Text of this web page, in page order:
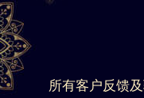
所有客户反馈